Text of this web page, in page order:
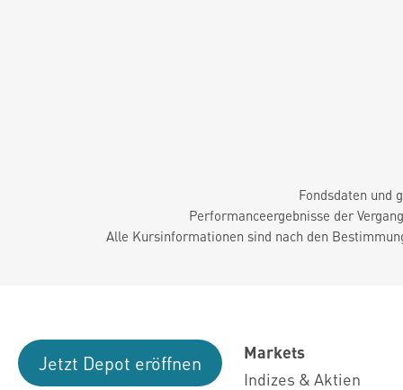
Fondsdaten und
Performanceergebnisse der
Alle Kursinformationen sind nach den
Jetzt Depot eröffnen
Markets
Indizes & Aktien